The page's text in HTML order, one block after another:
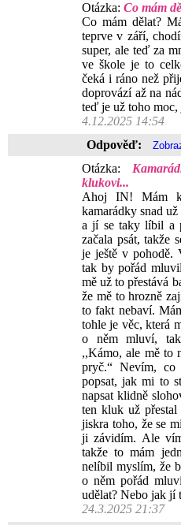
Otázka: Co mám
Co mám dělat?
teprve v září,
super, ale teď za
ve škole je to
čeká i ráno než
doprovází až na
teď je už toho moc,
4.12.2025 14:54
Odpověď:
Otázka:
klukovi...
Ahoj IN! Mám
kamarádky snad
a jí se taky líbil a
začala psát, takže
je ještě v pohodě.
tak by pořád
mě už to přestává
že mě to hrozně
to fakt nebaví.
tohle je věc, která
o něm mluví,
,,Kámo, ale mě to
pryč.“ Nevím, co
popsat, jak mi to
napsat klidně
ten kluk už
jiskra toho, že se
ji závidím. Ale
takže to mám
nelíbil myslím, že
o něm pořád
udělat? Nebo jak jí
24.3.2025 21:37